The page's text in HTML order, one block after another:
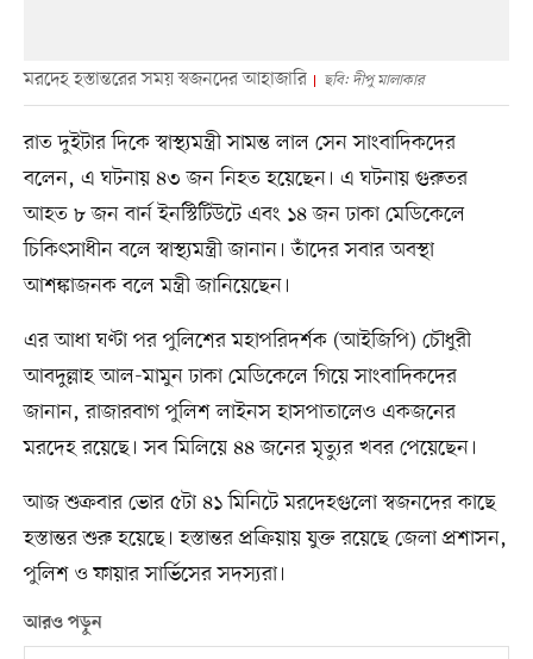
মরদেহ হস্তান্তরের সময় স্বজনদের আহাজারি ছবি: দীপু মালাকার
রাত দুইটার দিকে স্বাস্থ্যমন্ত্রী সামন্ত লাল সেন সাংবাদিকদের
বলেন, এ ঘটনায় ৪৩ জন নিহত হয়েছেন। এ ঘটনায় গুরুতর
আহত ৮ জন বার্ন ইনস্টিটিউটে এবং ১৪ জন ঢাকা মেডিকেলে
চিকিৎসাধীন বলে স্বাস্থ্যমন্ত্রী জানান। তাঁদের সবার অবস্থা
আশঙ্কাজনক বলে মন্ত্রী জানিয়েছেন।
এর আধা ঘণ্টা পর পুলিশের মহাপরিদর্শক (আইজিপি) চৌধুরী
আবদুল্লাহ আল-মামুন ঢাকা মেডিকেলে গিয়ে সাংবাদিকদের
জানান, রাজারবাগ পুলিশ লাইনস হাসপাতালেও একজনের
মরদেহ রয়েছে। সব মিলিয়ে ৪৪ জনের মৃত্যুর খবর পেয়েছেন।
আজ শুক্রবার ভোর ৫টা ৪১ মিনিটে মরদেহগুলো স্বজনদের কাছে
হস্তান্তর শুরু হয়েছে। হস্তান্তর প্রক্রিয়ায় যুক্ত রয়েছে জেলা প্রশাসন,
পুলিশ ও ফায়ার সার্ভিসের সদস্যরা।
আরও পড়ুন